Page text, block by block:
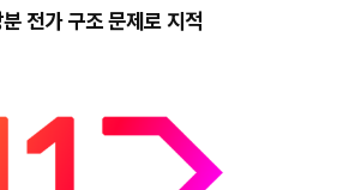
전가 구조 문제로 지적